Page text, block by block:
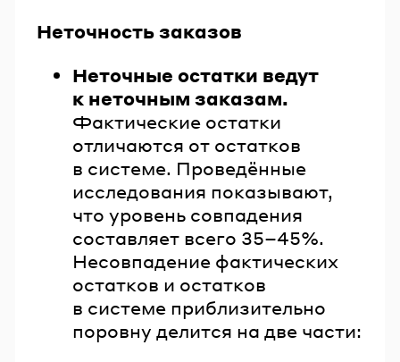
Неточность заказов
Неточные остатки ведут
к неточным заказам.
Фактические остатки
отличаются от остатков
в системе. Проведённые
исследования показывают,
что уровень совпадения
составляет всего 35–45%.
Несовпадение фактических
остатков и остатков
в системе приблизительно
поровну делится на две части: